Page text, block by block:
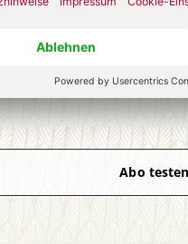
IM ABO
Abo testen